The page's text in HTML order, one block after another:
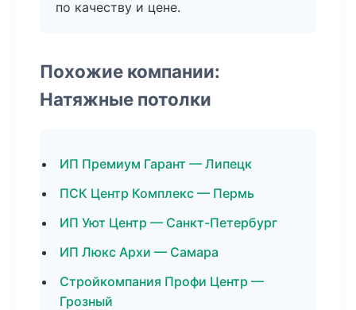
по качеству и цене.
Похожие компании:
Натяжные потолки
ИП Премиум Гарант — Липецк
ПСК Центр Комплекс — Пермь
ИП Уют Центр — Санкт-Петербург
ИП Люкс Архи — Самара
Стройкомпания Профи Центр —
Грозный